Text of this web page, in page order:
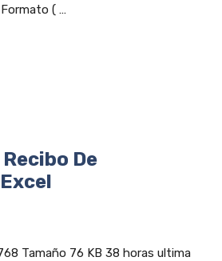
( …
De
Tamaño 76 KB 38 horas ultima